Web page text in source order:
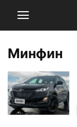
Минфин